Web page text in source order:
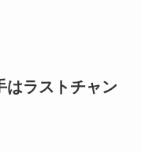
はラストチャン